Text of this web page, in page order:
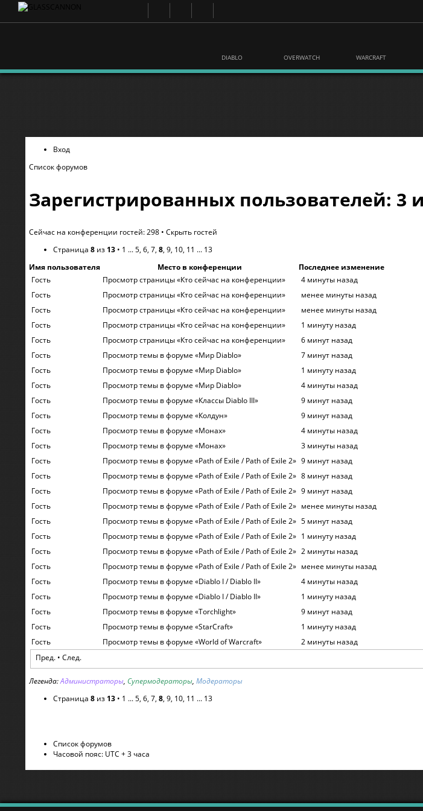
DIABLO OVERWATCH WARCRAFT
Вход
Список форумов
Зарегистрированных пользователей: 3
Сейчас на конференции гостей: 298 • Скрыть гостей
Страница 8 из 13 • 1 ...5, 6, 7, 8, 9, 10, 11 ... 13
Имя пользователя
Место в конференции
Последнее изменение
Гость
Просмотр страницы «Кто сейчас на конференции»
4 минуты назад
Гость
Просмотр страницы «Кто сейчас на конференции»
менее минуты назад
Гость
Просмотр страницы «Кто сейчас на конференции»
менее минуты назад
Гость
Просмотр страницы «Кто сейчас на конференции»
1 минуту назад
Гость
Просмотр страницы «Кто сейчас на конференции»
6 минут назад
Гость
Просмотр темы в форуме «Мир Diablo»
7 минут назад
Гость
Просмотр темы в форуме «Мир Diablo»
1 минуту назад
Гость
Просмотр темы в форуме «Мир Diablo»
4 минуты назад
Гость
Просмотр темы в форуме «Классы Diablo III»
9 минут назад
Гость
Просмотр темы в форуме «Колдун»
9 минут назад
Гость
Просмотр темы в форуме «Монах»
4 минуты назад
Гость
Просмотр темы в форуме «Монах»
3 минуты назад
Гость
Просмотр темы в форуме «Path of Exile / Path of Exile 2» 9 минут назад
Гость
Просмотр темы в форуме «Path of Exile / Path of Exile 2» 8 минут назад
Гость
Просмотр темы в форуме «Path of Exile / Path of Exile 2» 9 минут назад
Гость
Просмотр темы в форуме «Path of Exile / Path of Exile 2» менее минуты назад
Гость
Просмотр темы в форуме «Path of Exile / Path of Exile 2» 5 минут назад
Гость
Просмотр темы в форуме «Path of Exile / Path of Exile 2» 1 минуту назад
Гость
Просмотр темы в форуме «Path of Exile / Path of Exile 2» 2 минуты назад
Гость
Просмотр темы в форуме «Path of Exile / Path of Exile 2» менее минуты назад
Гость
Просмотр темы в форуме «Diablo I / Diablo II»
4 минуты назад
Гость
Просмотр темы в форуме «Diablo I / Diablo II»
1 минуту назад
Гость
Просмотр темы в форуме «Torchlight»
9 минут назад
Гость
Просмотр темы в форуме «StarCraft»
1 минуту назад
Гость
Просмотр темы в форуме «World of Warcraft»
2 минуты назад
Пред.• След.
Легенда:Администраторы, Супермодераторы, Модераторы
Страница 8 из 13 • 1 ...5, 6, 7, 8, 9, 10, 11 ... 13
Список форумов
Часовой пояс: UTC + 3 часа